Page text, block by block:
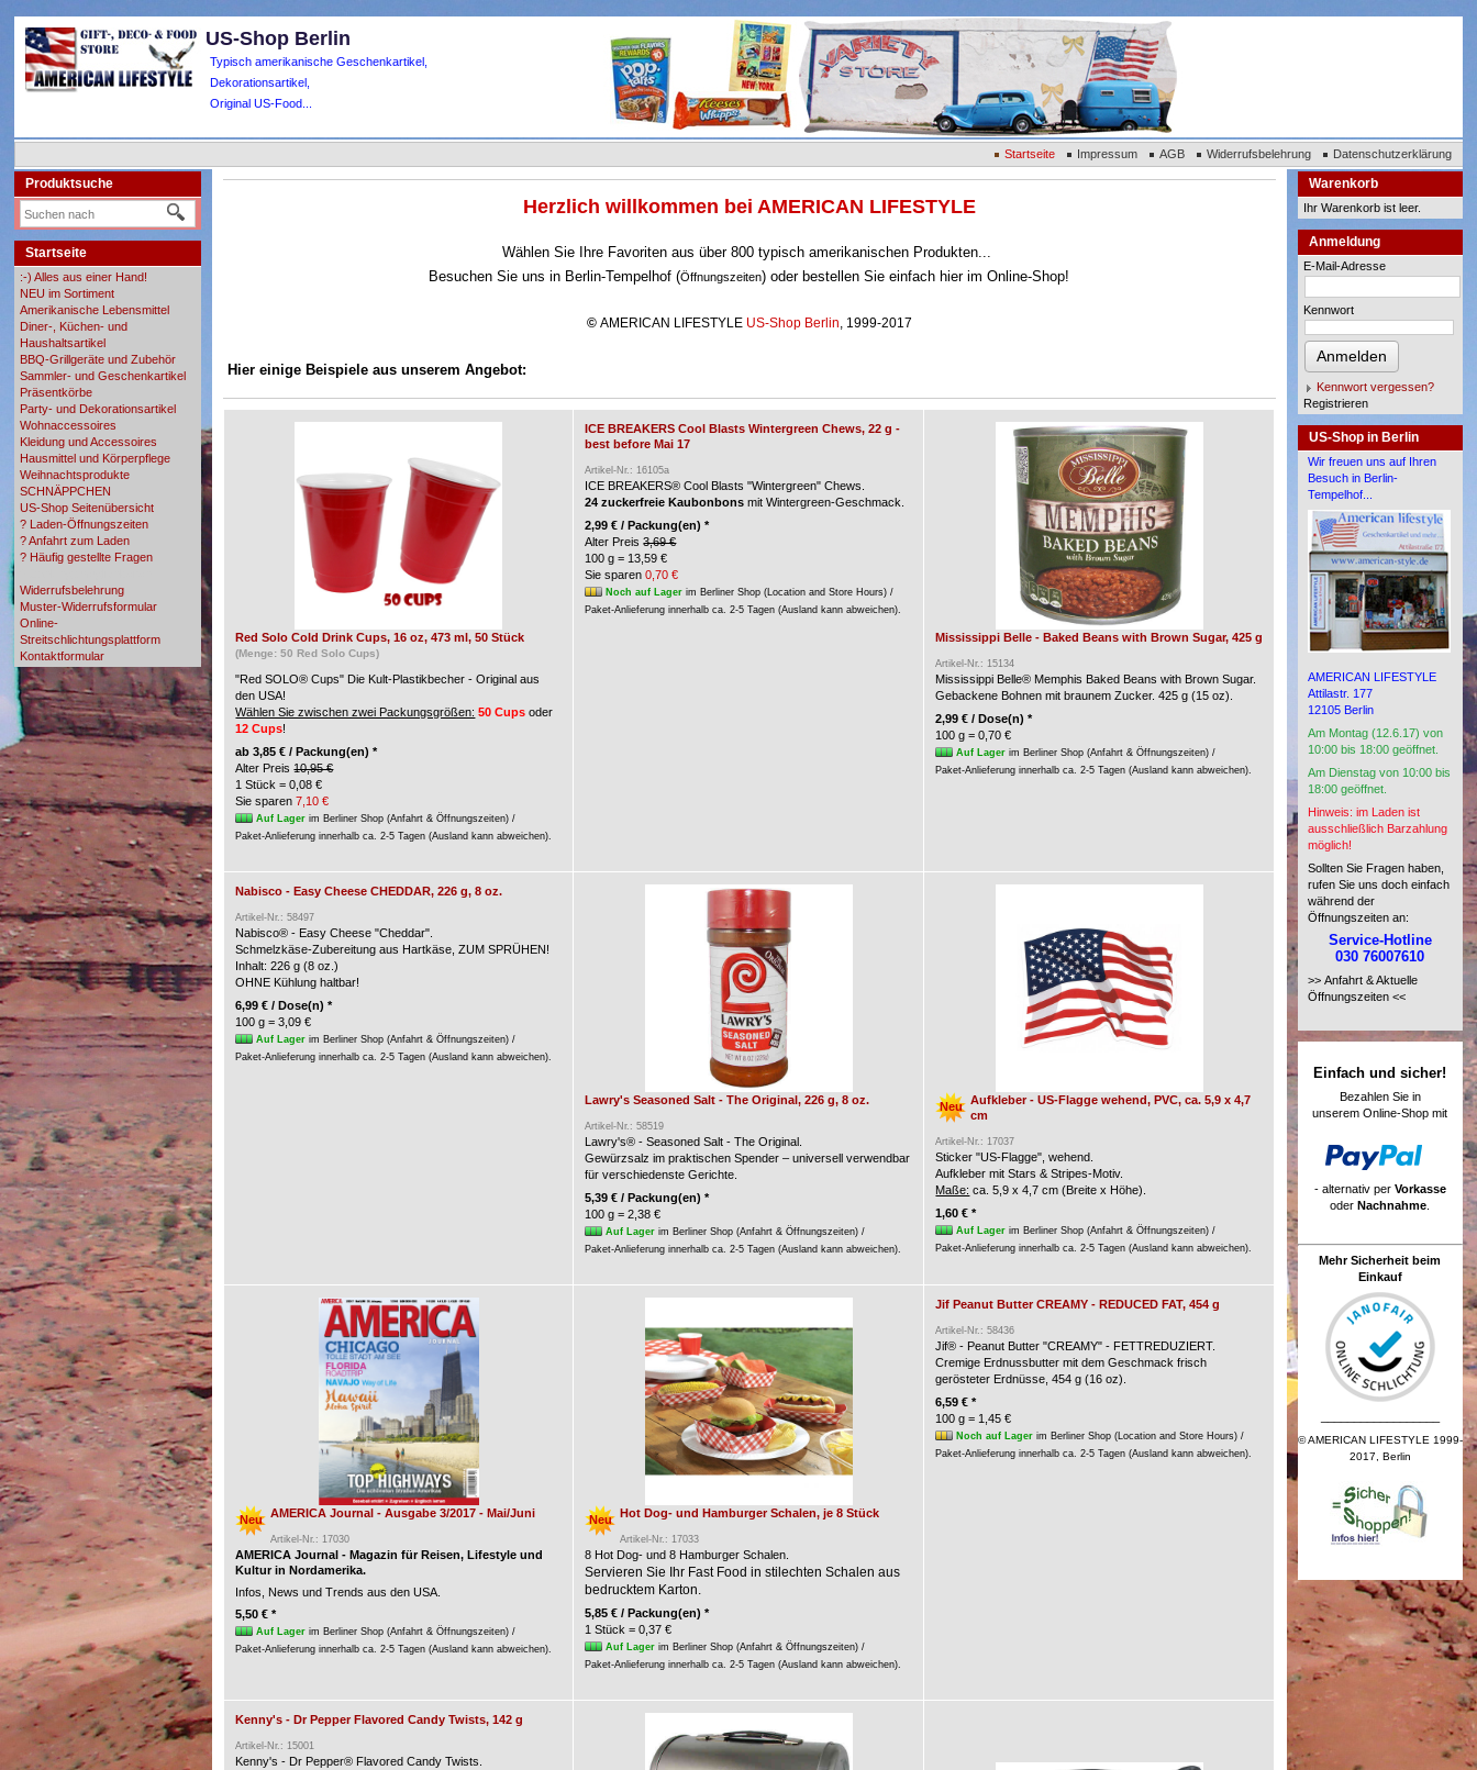
US-Shop Berlin
Typisch amerikanische Geschenkartikel,
Dekorationsartikel,
Original US-Food...
Startseite Impressum AGB Widerrufsbelehrung Datenschutzerklärung
Produktsuche
Startseite
:-) Alles aus einer Hand!
NEU im Sortiment
Amerikanische Lebensmittel
Diner-, Küchen- und
Haushaltsartikel
BBQ-Grillgeräte und Zubehör
Sammler- und Geschenkartikel
Präsentkörbe
Party- und Dekorationsartikel
Wohnaccessoires
Kleidung und Accessoires
Hausmittel und Körperpflege
Weihnachtsprodukte
SCHNÄPPCHEN
US-Shop Seitenübersicht
? Laden-Öffnungszeiten
? Anfahrt zum Laden
? Häufig gestellte Fragen
Widerrufsbelehrung
Muster-Widerrufsformular
Online-
Streitschlichtungsplattform
Kontaktformular
Warenkorb
Ihr Warenkorb ist leer.
Anmeldung
E-Mail-Adresse
Kennwort
Anmelden
Kennwort vergessen?
Registrieren
US-Shop in Berlin
Wir freuen uns auf Ihren
Besuch in Berlin-
Tempelhof...
AMERICAN LIFESTYLE
Attilastr. 177
12105 Berlin
Am Montag (12.6.17) von
10:00 bis 18:00 geöffnet.
Am Dienstag von 10:00 bis
18:00 geöffnet.
Hinweis: im Laden ist
ausschließlich Barzahlung
möglich!
Sollten Sie Fragen haben,
rufen Sie uns doch einfach
während der
Öffnungszeiten an:
Service-Hotline
030 76007610
>> Anfahrt & Aktuelle
Öffnungszeiten <<
Einfach und sicher!
Bezahlen Sie in
unserem Online-Shop mit
- alternativ per Vorkasse
oderNachnahme
Mehr Sicherheit beim
Einkauf
© AMERICAN LIFESTYLE 1999-
2017, Berlin
Herzlich willkommen bei AMERICAN LIFESTYLE
Wählen Sie Ihre Favoriten aus über 800 typisch amerikanischen Produkten...
Besuchen Sie uns in Berlin-Tempelhof (Öffnungszeiten) oder bestellen Sie einfach hier im Online-Shop!
© AMERICAN LIFESTYLE US-Shop Berlin, 1999-2017
Hier einige Beispiele aus unserem Angebot:
Red Solo Cold Drink Cups, 16 oz, 473 ml, 50 Stück
(Menge: 50 Red Solo Cups)
"Red SOLO® Cups" Die Kult-Plastikbecher - Original aus
den USA!
Wählen Sie zwischen zwei Packungsgrößen: 50 Cups oder
12 Cups!
ab 3,85 € / Packung(en) *
Alter Preis 10,95 €
1 Stück = 0,08 €
Sie sparen7,10 €
Auf Lager im Berliner Shop (Anfahrt & Öffnungszeiten) /
Paket-Anlieferung innerhalb ca. 2-5 Tagen (Ausland kann abweichen).
ICE BREAKERS Cool Blasts Wintergreen Chews, 22 g -
best before Mai 17
Artikel-Nr.: 16105a
ICE BREAKERS® Cool Blasts "Wintergreen" Chews.
24 zuckerfreie Kaubonbons mit Wintergreen-Geschmack.
2,99 € / Packung(en) *
Alter Preis 3,69 €
100 g = 13,59 €
Sie sparen0,70 €
Noch auf Lager im Berliner Shop (Location and Store Hours) /
Paket-Anlieferung innerhalb ca. 2-5 Tagen (Ausland kann abweichen).
Mississippi Belle - Baked Beans with Brown Sugar, 425 g
Artikel-Nr.: 15134
Mississippi Belle® Memphis Baked Beans with Brown Sugar.
Gebackene Bohnen mit braunem Zucker. 425 g (15 oz).
2,99 € / Dose(n) *
100 g = 0,70 €
Auf Lager im Berliner Shop (Anfahrt & Öffnungszeiten) /
Paket-Anlieferung innerhalb ca. 2-5 Tagen (Ausland kann abweichen).
Nabisco - Easy Cheese CHEDDAR, 226 g, 8 oz.
Artikel-Nr.: 58497
Nabisco® - Easy Cheese "Cheddar".
Schmelzkäse-Zubereitung aus Hartkäse, ZUM SPRÜHEN!
Inhalt: 226 g (8 oz.)
OHNE Kühlung haltbar!
6,99 € / Dose(n) *
100 g = 3,09 €
Auf Lager im Berliner Shop (Anfahrt & Öffnungszeiten) /
Paket-Anlieferung innerhalb ca. 2-5 Tagen (Ausland kann abweichen).
Lawry's Seasoned Salt - The Original, 226 g, 8 oz.
Artikel-Nr.: 58519
Lawry's® - Seasoned Salt - The Original.
Gewürzsalz im praktischen Spender – universell verwendbar
für verschiedenste Gerichte.
5,39 € / Packung(en) *
100 g = 2,38 €
Auf Lager im Berliner Shop (Anfahrt & Öffnungszeiten) /
Paket-Anlieferung innerhalb ca. 2-5 Tagen (Ausland kann abweichen).
Neu
Aufkleber - US-Flagge wehend, PVC, ca. 5,9 x 4,7
cm
Artikel-Nr.: 17037
Sticker "US-Flagge", wehend.
Aufkleber mit Stars & Stripes-Motiv.
Maße: ca. 5,9 x 4,7 cm (Breite x Höhe).
1,60 € *
Auf Lager im Berliner Shop (Anfahrt & Öffnungszeiten) /
Paket-Anlieferung innerhalb ca. 2-5 Tagen (Ausland kann abweichen).
Neu AMERICA Journal - Ausgabe 3/2017 - Mai/Juni
Artikel-Nr.: 17030
AMERICA Journal - Magazin für Reisen, Lifestyle und
Kultur in Nordamerika.
Infos, News und Trends aus den USA.
5,50 € *
Auf Lager im Berliner Shop (Anfahrt & Öffnungszeiten) /
Paket-Anlieferung innerhalb ca. 2-5 Tagen (Ausland kann abweichen).
Neu Hot Dog- und Hamburger Schalen, je 8 Stück
Artikel-Nr.: 17033
8 Hot Dog- und 8 Hamburger Schalen.
Servieren Sie Ihr Fast Food in stilechten Schalen aus
bedrucktem Karton.
5,85 € / Packung(en) *
1 Stück = 0,37 €
Auf Lager im Berliner Shop (Anfahrt & Öffnungszeiten) /
Paket-Anlieferung innerhalb ca. 2-5 Tagen (Ausland kann abweichen).
Jif Peanut Butter CREAMY - REDUCED FAT, 454 g
Artikel-Nr.: 58436
Jif® - Peanut Butter "CREAMY" - FETTREDUZIERT.
Cremige Erdnussbutter mit dem Geschmack frisch
gerösteter Erdnüsse, 454 g (16 oz).
6,59 € *
100 g = 1,45 €
Noch auf Lager im Berliner Shop (Location and Store Hours) /
Paket-Anlieferung innerhalb ca. 2-5 Tagen (Ausland kann abweichen).
Kenny's - Dr Pepper Flavored Candy Twists, 142 g
Artikel-Nr.: 15001
Kenny's - Dr Pepper® Flavored Candy Twists.